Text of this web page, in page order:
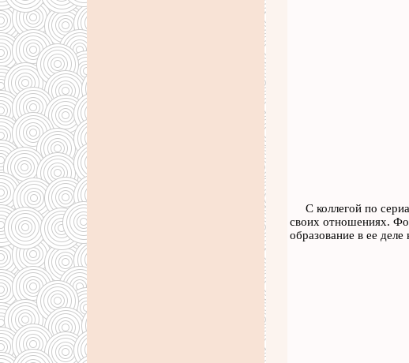
С коллегой по
своих отношениях.
образование в ее деле